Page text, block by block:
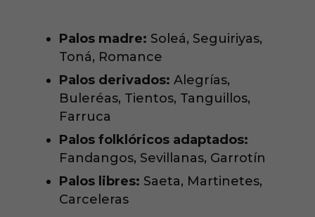
Palos madre: Soleá, Seguiriyas,
Toná, Romance
Palos derivados: Alegrías,
Buleréas, Tientos, Tanguillos,
Farruca
Palos folklóricos adaptados:
Fandangos, Sevillanas, Garrotín
Palos libres: Saeta, Martinetes,
Carceleras